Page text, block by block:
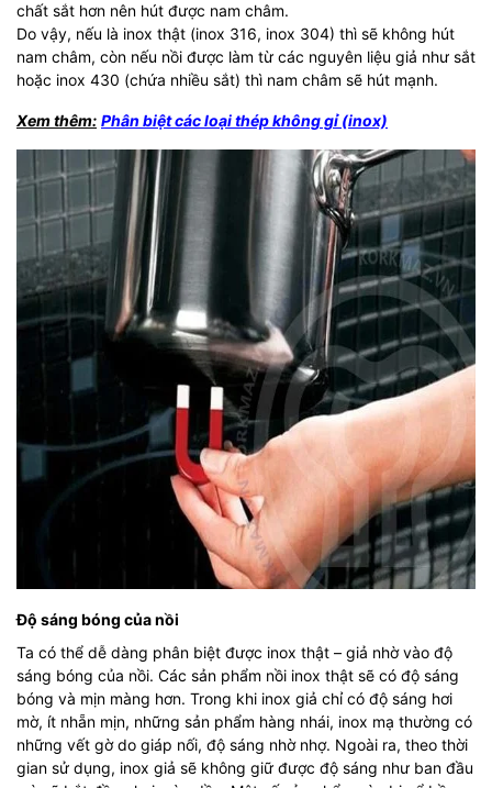
chất sắt hơn nên hút được nam châm.
Do vậy, nếu là inox thật (inox 316, inox 304) thì sẽ không hút
nam châm, còn nếu nồi được làm từ các nguyên liệu giả như sắt
hoặc inox 430 (chứa nhiều sắt) thì nam châm sẽ hút mạnh.
Xem thêm: Phân biệt các loại thép không gỉ (inox)
Độ sáng bóng của nồi
Ta có thể dễ dàng phân biệt được inox thật – giả nhờ vào độ
sáng bóng của nồi. Các sản phẩm nồi inox thật sẽ có độ sáng
bóng và mịn màng hơn. Trong khi inox giả chỉ có độ sáng hơi
mờ, ít nhẵn mịn, những sản phẩm hàng nhái, inox mạ thường có
những vết gờ do giáp nối, độ sáng nhờ nhợ. Ngoài ra, theo thời
gian sử dụng, inox giả sẽ không giữ được độ sáng như ban đầu